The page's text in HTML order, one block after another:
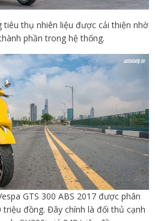
tiêu thụ nhiên liệu được cải thiện nhờ
phần trong hệ thống.
GTS 300 ABS 2017 được phân
triệu đồng. Đây chính là đối thủ cạnh